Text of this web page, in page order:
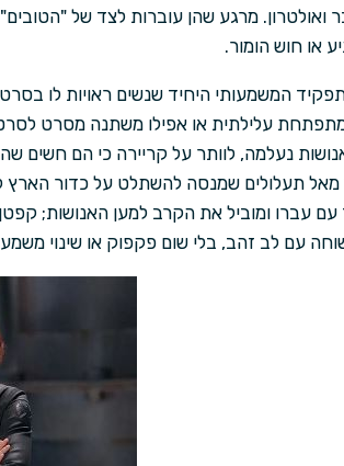
ואולטרון. מרגע שהן עוברות לצד של
או חוש הומור.
המשמעותי היחיד שנשים ראויות לו
עלילתית או אפילו משתנה מסרט
נעלמה, לוותר על קריירה כי הם חשים
מאל תעלולים שמנסה להשתלט על כדור
עברו ומוביל את הקרב למען האנושות;
עם לב זהב, בלי שום פקפוק או שינוי